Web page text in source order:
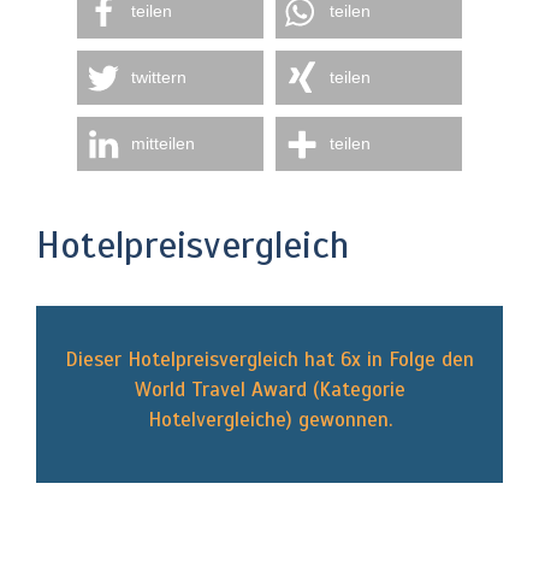
teilen teilen
twittern teilen
mitteilen teilen
Hotelpreisvergleich
Dieser Hotelpreisvergleich hat 6x in Folge den
World Travel Award (Kategorie
Hotelvergleiche) gewonnen.